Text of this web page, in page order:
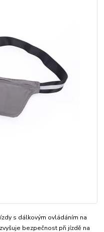
s dálkovým ovládáním na
bezpečnost při jízdě na